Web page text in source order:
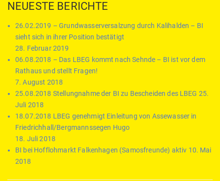
NEUESTE BERICHTE
26.02.2019 – Grundwasserversalzung durch Kalihalden – BI
sieht sich in ihrer Position bestätigt
28. Februar 2019
06.08.2018 – Das LBEG kommt nach Sehnde – BI ist vor dem
Rathaus und stellt Fragen!
7. August 2018
25.08.2018 Stellungnahme der BI zu Bescheiden des LBEG 25.
Juli 2018
18.07.2018 LBEG genehmigt Einleitung von Assewasser in
Friedrichhall/Bergmannssegen Hugo
18. Juli 2018
BI bei Hofflohmarkt Falkenhagen (Samosfreunde) aktiv 10. Mai
2018